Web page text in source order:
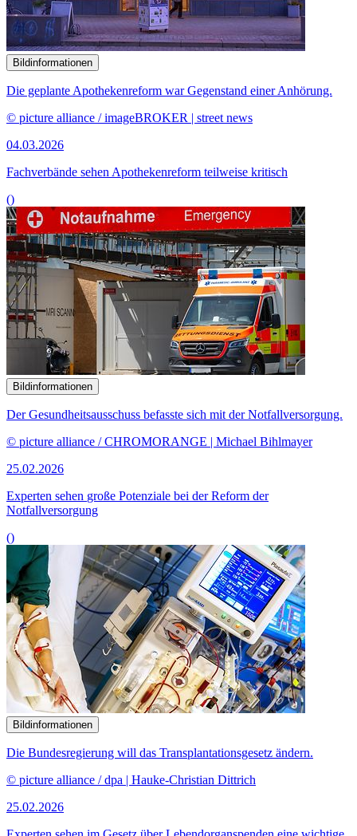
Bildinformationen
Die geplante Apothekenreform war Gegenstand einer Anhörung.
© picture alliance / imageBROKER | street news
04.03.2026
Fachverbände sehen Apothekenreform teilweise kritisch
()
Bildinformationen
Der Gesundheitsausschuss befasste sich mit der Notfallversorgung.
© picture alliance / CHROMORANGE | Michael Bihlmayer
25.02.2026
Experten sehen große Potenziale bei der Reform der
Notfallversorgung
()
Bildinformationen
Die Bundesregierung will das Transplantationsgesetz ändern.
© picture alliance / dpa | Hauke-Christian Dittrich
25.02.2026